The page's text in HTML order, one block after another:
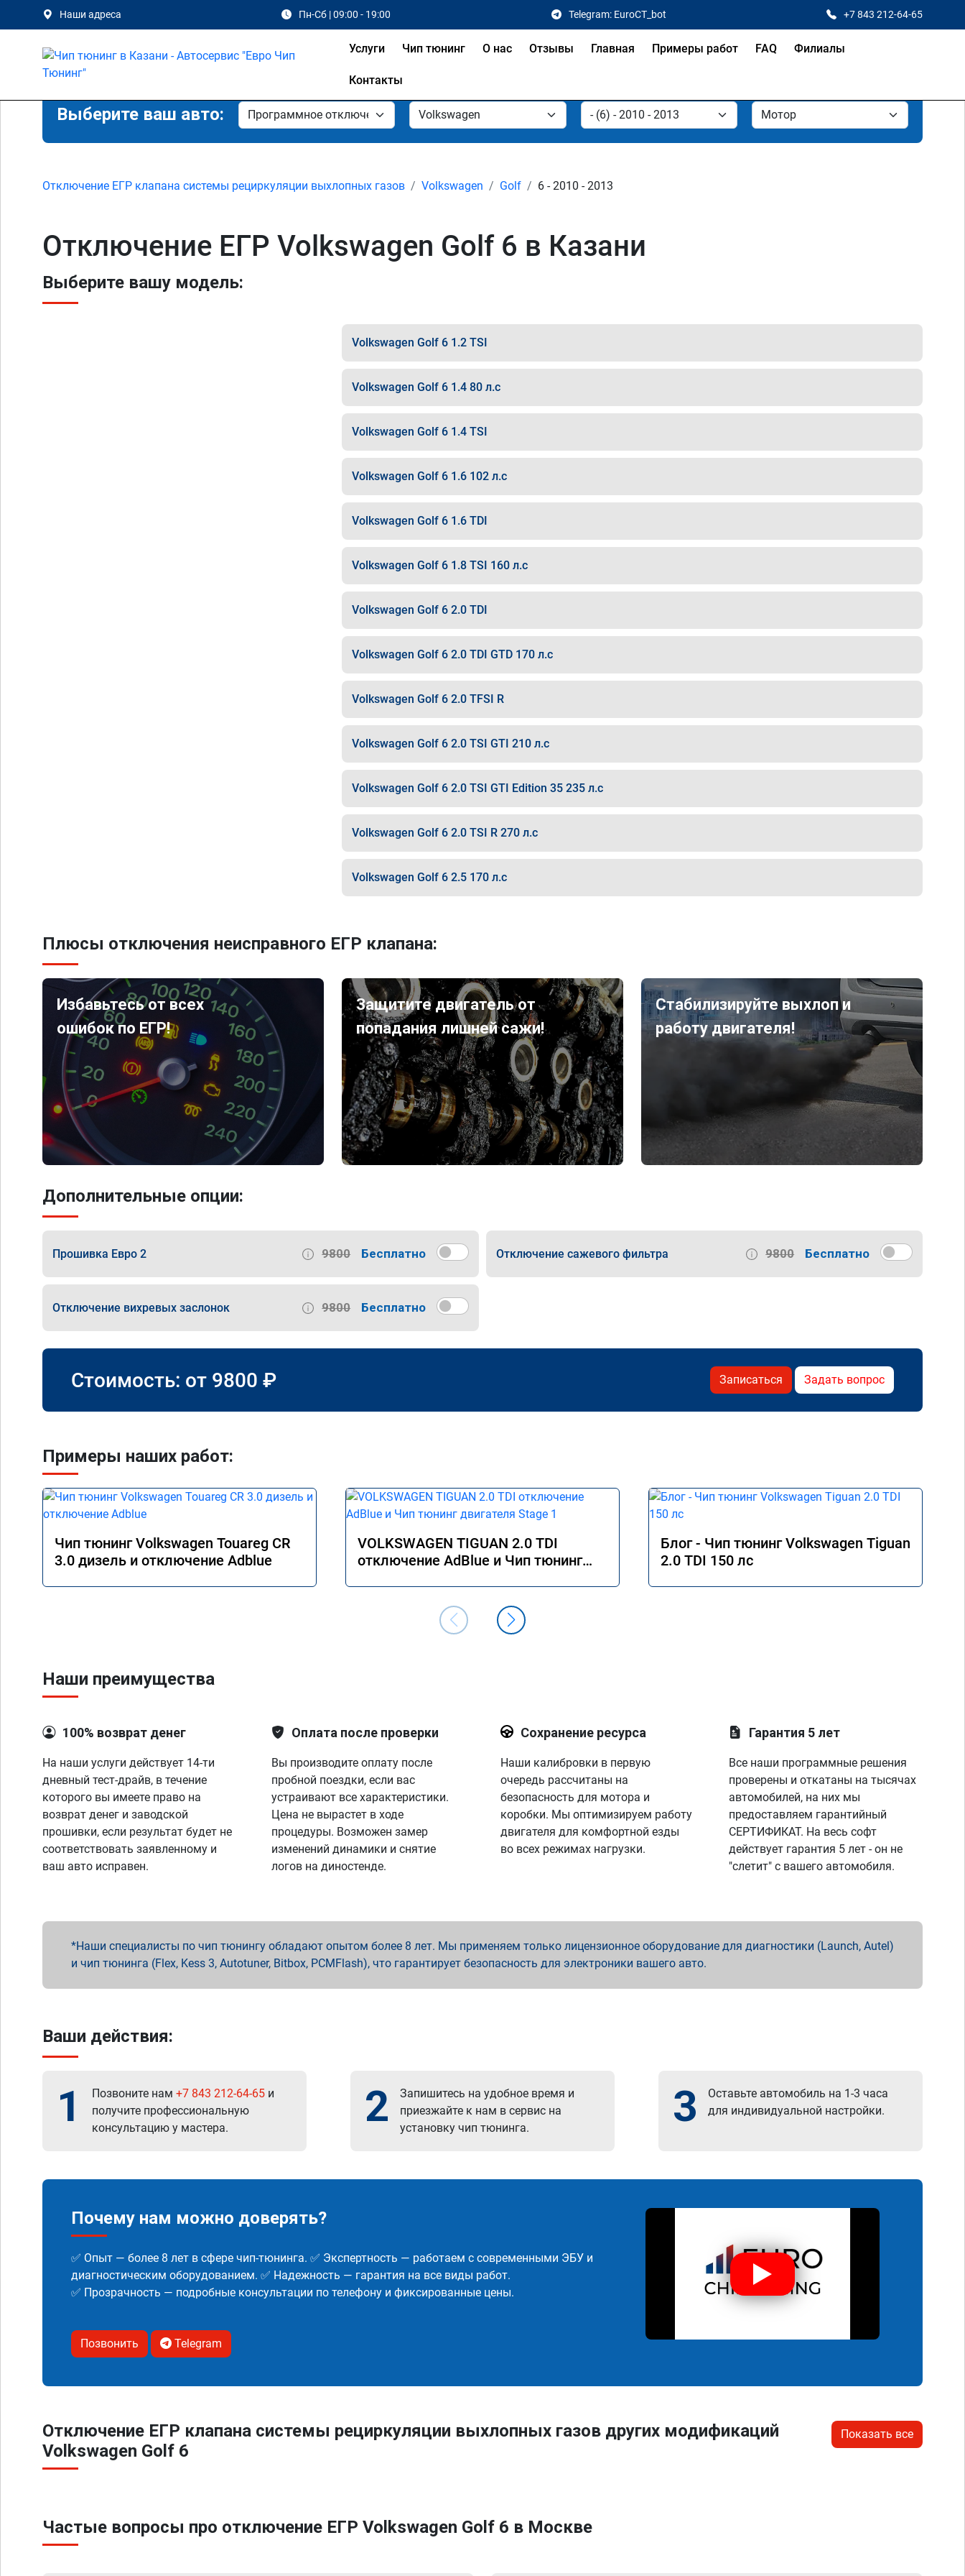
Наши адреса Пн-Сб | 09:00 - 19:00 Telegram: EuroCT_bot +7 843 212-64-65
Услуги Чип тюнинг О нас Отзывы Главная Примеры работ FAQ Филиалы
Контакты
Выберите ваш авто:
Отключение ЕГР клапана системы рециркуляции выхлопных газов Volkswagen Golf 6 - 2010 - 2013
Отключение ЕГР Volkswagen Golf 6 в Казани
Выберите вашу модель:
Volkswagen Golf 6 1.2 TSI
Volkswagen Golf 6 1.4 80 л.с
Volkswagen Golf 6 1.4 TSI
Volkswagen Golf 6 1.6 102 л.с
Volkswagen Golf 6 1.6 TDI
Volkswagen Golf 6 1.8 TSI 160 л.с
Volkswagen Golf 6 2.0 TDI
Volkswagen Golf 6 2.0 TDI GTD 170 л.с
Volkswagen Golf 6 2.0 TFSI R
Volkswagen Golf 6 2.0 TSI GTI 210 л.с
Volkswagen Golf 6 2.0 TSI GTI Edition 35 235 л.с
Volkswagen Golf 6 2.0 TSI R 270 л.с
Volkswagen Golf 6 2.5 170 л.с
Плюсы отключения неисправного ЕГР клапана:
Избавьтесь от всех
ошибок по ЕГР!
Защитите двигатель от
попадания лишней сажи!
Стабилизируйте выхлоп и
работу двигателя!
Дополнительные опции:
Прошивка Евро 2 9800 Бесплатно Отключение сажевого фильтра 9800 Бесплатно
Отключение вихревых заслонок 9800 Бесплатно
Стоимость: от 9800 ₽ Записаться Задать вопрос
Примеры наших работ:
Чип тюнинг Volkswagen Touareg CR
3.0 дизель и отключение Adblue
VOLKSWAGEN TIGUAN 2.0 TDI
отключение AdBlue и Чип тюнинг
Блог - Чип тюнинг Volkswagen Tiguan
2.0 TDI 150 лс
Наши преимущества
100% возврат денег
На наши услуги действует 14-ти
дневный тест-драйв, в течение
которого вы имеете право на
возврат денег и заводской
прошивки, если результат будет не
соответствовать заявленному и
ваш авто исправен.
Оплата после проверки
Вы производите оплату после
пробной поездки, если вас
устраивают все характеристики.
Цена не вырастет в ходе
процедуры. Возможен замер
изменений динамики и снятие
логов на диностенде.
Сохранение ресурса
Наши калибровки в первую
очередь рассчитаны на
безопасность для мотора и
коробки. Мы оптимизируем работу
двигателя для комфортной езды
во всех режимах нагрузки.
Гарантия 5 лет
Все наши программные решения
проверены и откатаны на тысячах
автомобилей, на них мы
предоставляем гарантийный
СЕРТИФИКАТ. На весь софт
действует гарантия 5 лет - он не
"слетит" с вашего автомобиля.
Наши специалисты по чип тюнингу обладают опытом более 8 лет. Мы применяем только лицензионное оборудование для диагностики (Launch, Autel)
и чип тюнинга (Flex, Kess 3, Autotuner, Bitbox, PCMFlash), что гарантирует безопасность для электроники вашего авто.
Ваши действия:
1 Позвоните нам +7 843 212-64-65 и
получите профессиональную
консультацию у мастера.
2
Запишитесь на удобное время и
приезжайте к нам в сервис на
установку чип тюнинга.
3
Оставьте автомобиль на 1-3 часа
для индивидуальной настройки.
Почему нам можно доверять?
✅ Опыт — более 8 лет в сфере чип-тюнинга. ✅ Экспертность — работаем с современными ЭБУ и
диагностическим оборудованием. ✅ Надежность — гарантия на все виды работ.
✅ Прозрачность — подробные консультации по телефону и фиксированные цены.
Позвонить Telegram
Отключение ЕГР клапана системы рециркуляции выхлопных газов других модификаций
Volkswagen Golf 6
Показать все
Частые вопросы про отключение ЕГР Volkswagen Golf 6 в Москве